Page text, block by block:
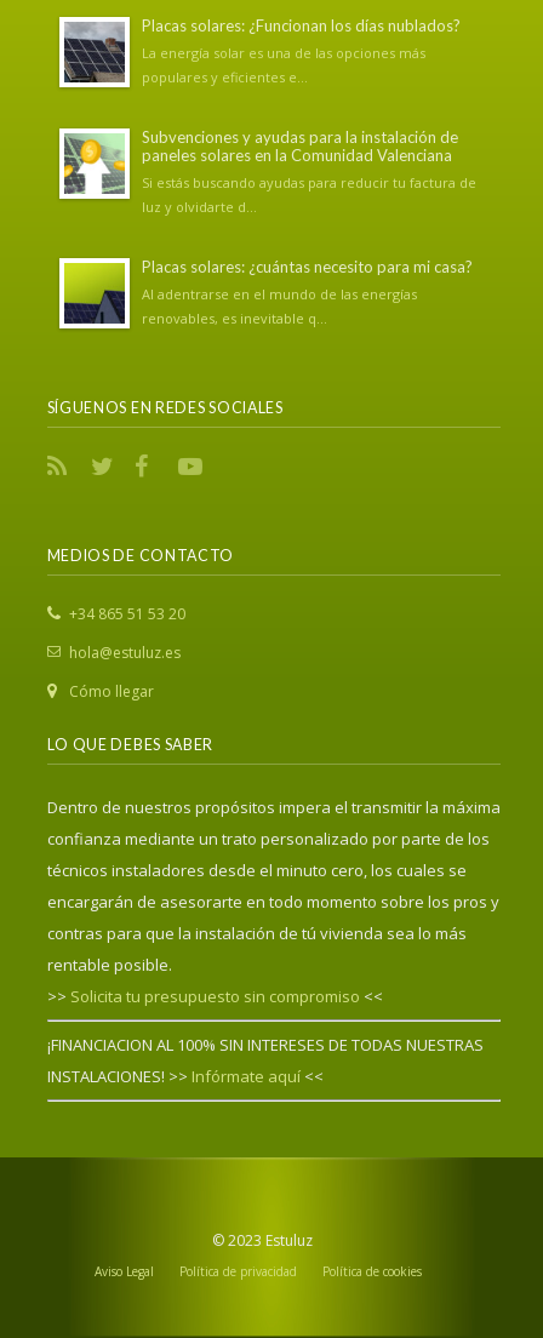
Placas solares: ¿Funcionan los días nublados?
La energía solar es una de las opciones más
populares y eficientes e...
Subvenciones y ayudas para la instalación de
paneles solares en la Comunidad Valenciana
Si estás buscando ayudas para reducir tu factura de
luz y olvidarte d...
Placas solares: ¿cuántas necesito para mi casa?
Al adentrarse en el mundo de las energías
renovables, es inevitable q...
SÍGUENOS EN REDES SOCIALES
MEDIOS DE CONTACTO
‎+34 865 51 53 20
hola@estuluz.es
Cómo llegar
LO QUE DEBES SABER
Dentro de nuestros propósitos impera el transmitir la máxima
confianza mediante un trato personalizado por parte de los
técnicos instaladores desde el minuto cero, los cuales se
encargarán de asesorarte en todo momento sobre los pros y
contras para que la instalación de tú vivienda sea lo más
rentable posible.
>> Solicita tu presupuesto sin compromiso <<
¡FINANCIACION AL 100% SIN INTERESES DE TODAS NUESTRAS
INSTALACIONES! >> Infórmate aquí<<
© 2023 Estuluz
Aviso Legal Política de privacidad Política de cookies